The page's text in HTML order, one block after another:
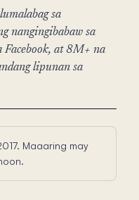
sa
nangingibabaw sa
Facebook, at 8M+ na
lipunan sa
Maaaring may